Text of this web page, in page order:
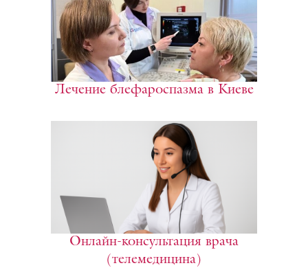
Лечение блефароспазма в Киеве
Онлайн-консультация врача
(телемедицина)